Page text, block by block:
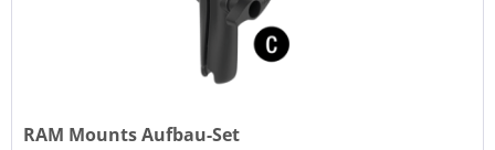
RAM Mounts Aufbau-Set